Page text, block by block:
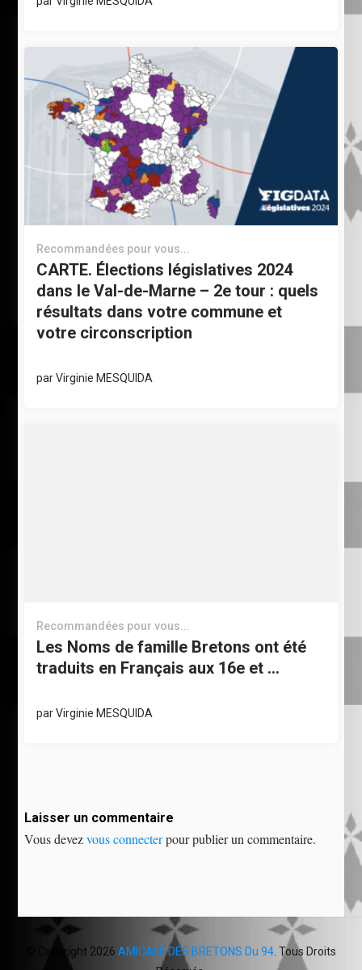
Recommandées pour vous...
CARTE. Élections législatives 2024
dans le Val-de-Marne – 2e tour : quels
résultats dans votre commune et
votre circonscription
parVirginie MESQUIDA
Recommandées pour vous...
Les Noms de famille Bretons ont été
traduits en Français aux 16e et …
parVirginie MESQUIDA
Laisser un commentaire
Vous devezvous connecterpour publier un commentaire.
© Copyright 2026 AMICALE DES BRETONS Du 94. Tous Droits